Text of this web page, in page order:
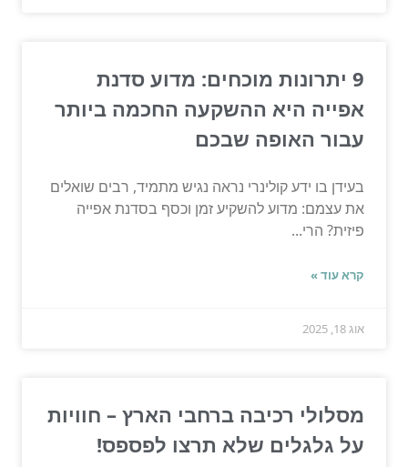
9 יתרונות מוכחים: מדוע סדנת
אפייה היא ההשקעה החכמה ביותר
עבור האופה שבכם
בעידן בו ידע קולינרי נראה נגיש מתמיד, רבים שואלים
את עצמם: מדוע להשקיע זמן וכסף בסדנת אפייה
פיזית? הרי...
קרא עוד »
אוג 18, 2025
מסלולי רכיבה ברחבי הארץ – חוויות
על גלגלים שלא תרצו לפספס!